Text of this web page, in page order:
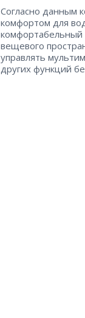
Согласно данным
комфортом для
комфортабельный
вещевого
управлять
других функций